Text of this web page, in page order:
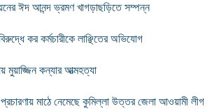
ঈদ আনন্দ ভ্রমণ খাগড়াছড়িতে সম্পন্ন
কর কর্মচারীকে লাঞ্ছিতের অভিযোগ
মুয়াজ্জিন কন্যার আত্মহত্যা
প্রচারণায় মাঠে নেমেছে কুমিল্লা উত্তর জেলা আওয়ামী লীগ